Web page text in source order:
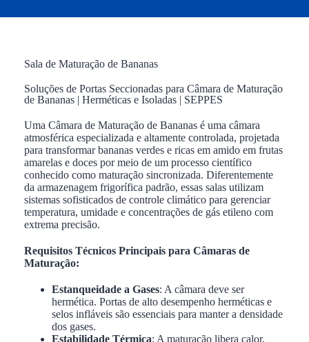
Sala de Maturação de Bananas
Soluções de Portas Seccionadas para Câmara de Maturação
de Bananas | Herméticas e Isoladas | SEPPES
Uma Câmara de Maturação de Bananas é uma câmara
atmosférica especializada e altamente controlada, projetada
para transformar bananas verdes e ricas em amido em frutas
amarelas e doces por meio de um processo científico
conhecido como maturação sincronizada. Diferentemente
da armazenagem frigorífica padrão, essas salas utilizam
sistemas sofisticados de controle climático para gerenciar
temperatura, umidade e concentrações de gás etileno com
extrema precisão.
Requisitos Técnicos Principais para Câmaras de
Maturação:
Estanqueidade a Gases: A câmara deve ser
hermética. Portas de alto desempenho herméticas e
selos infláveis são essenciais para manter a densidade
dos gases.
Estabilidade Térmica: A maturação libera calor,